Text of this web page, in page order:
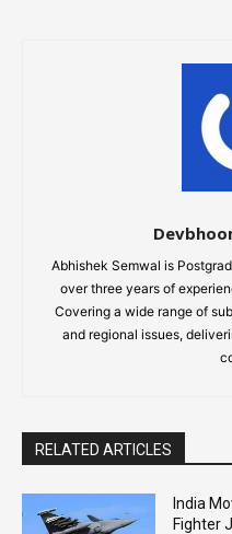
Abhishek Semwal is
over three years of
Covering a wide range of
and regional issues,
RELATED ARTICLES
India
Fighter